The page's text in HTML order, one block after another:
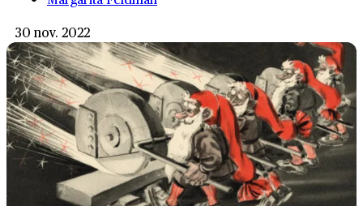
30 nov. 2022